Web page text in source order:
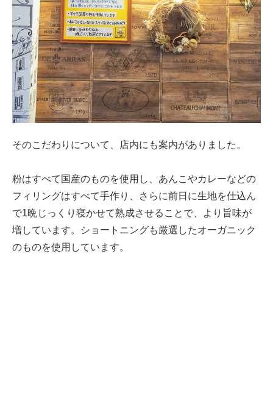
そのこだわりについて、店内にも案内がありました。
粉はすべて国産のものを使用し、あんこやカレーなどの
フィリングはすべて手作り、さらに前日に生地を仕込ん
で1晩じっくり寝かせて熟成させることで、より旨味が
増しています。ショートニングも厳選したオーガニック
のものを使用しています。